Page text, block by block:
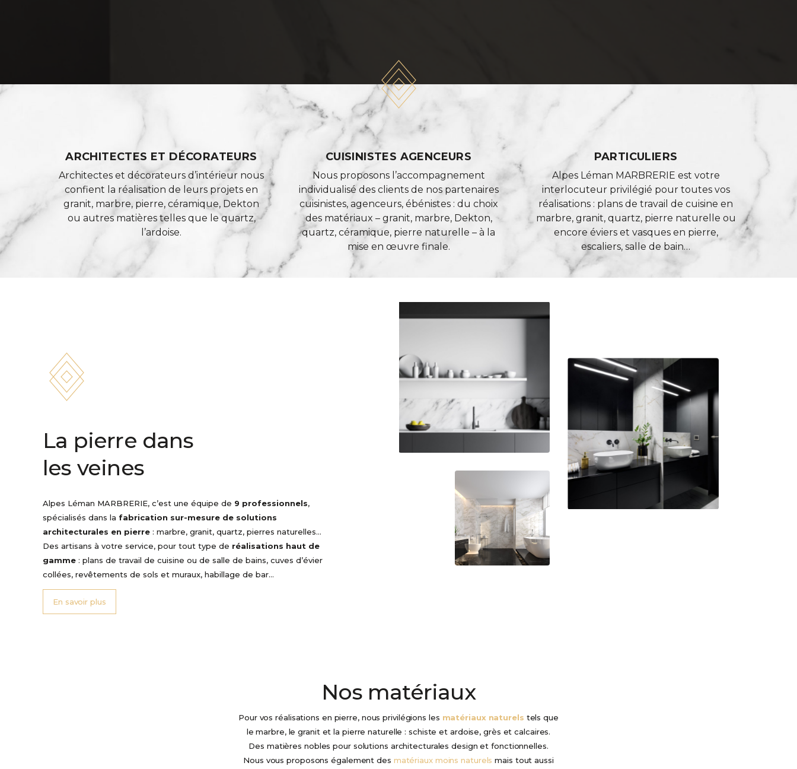
ARCHITECTES ET DÉCORATEURS
Architectes et décorateurs d’intérieur nous
confient la réalisation de leurs projets en
granit, marbre, pierre, céramique, Dekton
ou autres matières telles que le quartz,
l’ardoise.
CUISINISTES AGENCEURS
Nous proposons l’accompagnement
individualisé des clients de nos partenaires
cuisinistes, agenceurs, ébénistes : du choix
des matériaux – granit, marbre, Dekton,
quartz, céramique, pierre naturelle – à la
mise en œuvre finale.
PARTICULIERS
Alpes Léman MARBRERIE est votre
interlocuteur privilégié pour toutes vos
réalisations : plans de travail de cuisine en
marbre, granit, quartz, pierre naturelle ou
encore éviers et vasques en pierre,
escaliers, salle de bain…
La pierre dans
les veines
Alpes Léman MARBRERIE, c’est une équipe de 9 professionnels,
spécialisés dans la fabrication sur-mesure de solutions
architecturales en pierre : marbre, granit, quartz, pierres naturelles…
Des artisans à votre service, pour tout type de réalisations haut de
gamme : plans de travail de cuisine ou de salle de bains, cuves d’évier
collées, revêtements de sols et muraux, habillage de bar…
En savoir plus
Nos matériaux
Pour vos réalisations en pierre, nous privilégions les matériaux naturels tels que
le marbre, le granit et la pierre naturelle : schiste et ardoise, grès et calcaires.
Des matières nobles pour solutions architecturales design et fonctionnelles.
Nous vous proposons également des matériaux moins naturels mais tout aussi